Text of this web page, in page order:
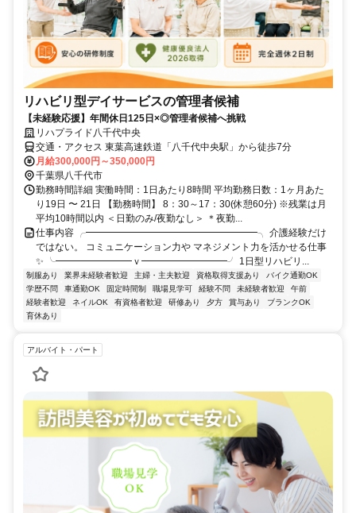
リハビリ型デイサービスの管理者候補
【未経験応援】年間休日125日×◎管理者候補へ挑戦
リハプライド八千代中央
交通・アクセス 東葉高速鉄道「八千代中央駅」から徒歩7分
月給300,000円～350,000円
千葉県八千代市
勤務時間詳細 実働時間：1日あたり8時間 平均勤務日数：1ヶ月あた
り19日 〜 21日 【勤務時間】 8：30～17：30(休憩60分) ※残業は月
平均10時間以内 ＜日勤のみ/夜勤なし＞ ＊夜勤...
仕事内容 ╭━━━━━━━━━━━━━━━━━━╮ 介護経験だけ
ではない。 コミュニケーション力や マネジメント力を活かせる仕事
✨ ╰━━━━━━━━ｖ━━━━━━━━━╯ 1日型リハビリ...
制服あり 業界未経験者歓迎 主婦・主夫歓迎 資格取得支援あり
バイク通勤OK
学歴不問
車通勤OK 固定時間制 職場見学可 経験不問 未経験者歓迎
午前
経験者歓迎
ネイルOK 有資格者歓迎 研修あり 夕方 賞与あり
ブランクOK
育休あり
アルバイト・パート